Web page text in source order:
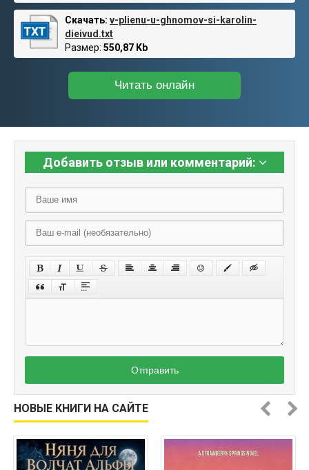
Скачать: v-plienu-u-ghnomov-si-karolin-
dieivud.txt
Размер: 550,87 Kb
Читать онлайн
Добавить отзыв или комментарий:
Отправить
НОВЫЕ КНИГИ НА САЙТЕ